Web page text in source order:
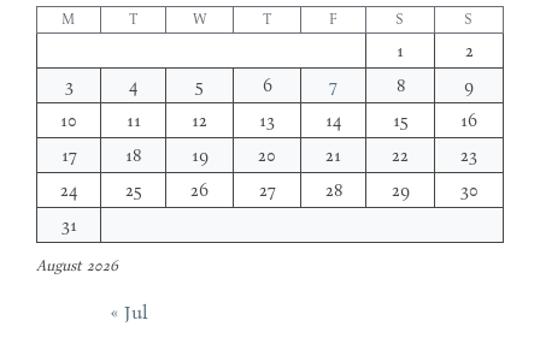
August 2026
M T W T F S S
1
2
3
4 5 6 7 8
9
10
11 12 13 14 15
16
17
18 19 20 21 22
23
24
25 26 27 28 29
30
31
« Jul